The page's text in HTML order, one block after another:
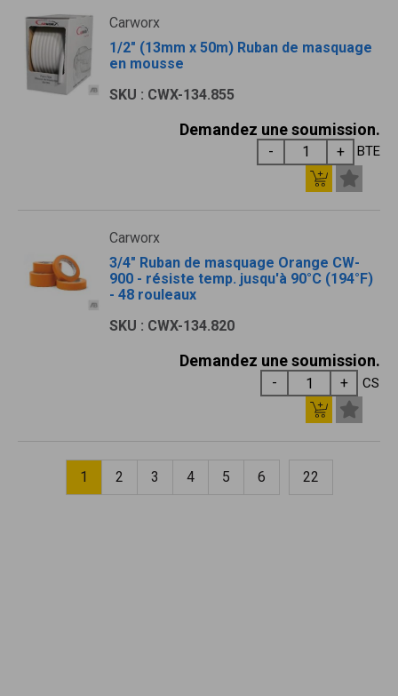
Carworx
1/2" (13mm x 50m) Ruban de masquage
en mousse
SKU : CWX-134.855
Demandez une soumission.
BTE
Carworx
3/4" Ruban de masquage Orange CW-
900 - résiste temp. jusqu'à 90°C (194°F)
- 48 rouleaux
SKU : CWX-134.820
Demandez une soumission.
CS
1 2 3 4 5 6 22